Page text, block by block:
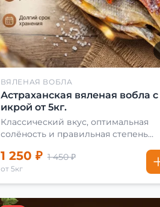
ВЯЛЕНАЯ ВОБЛА
Астраханская вяленая вобла с
икрой от 5кг.
Классический вкус, оптимальная
солёность и правильная степень
1 250 ₽ 1 450 ₽
от 5кг